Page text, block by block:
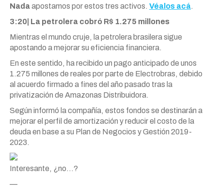
Nadaapostamos por estos tres activos. Véalos acá.
3:20| La petrolera cobró R$ 1.275 millones
Mientras el mundo cruje, la petrolera brasilera sigue
apostando a mejorar su eficiencia financiera.
En este sentido, ha recibido un pago anticipado de unos
1.275 millones de reales por parte de Electrobras, debido
al acuerdo firmado a fines del año pasado tras la
privatización de Amazonas Distribuidora.
Según informó la compañía, estos fondos se destinarán a
mejorar el perfil de amortización y reducir el costo de la
deuda en base a su Plan de Negocios y Gestión 2019-
2023.
Interesante, ¿no…?
—